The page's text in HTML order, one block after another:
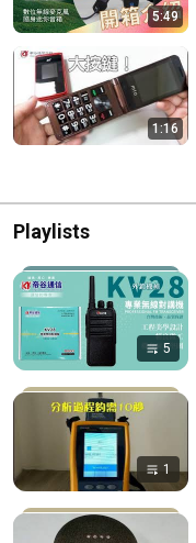
5:49
1:16
Playlists
5
1